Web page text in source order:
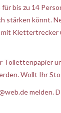
bis zu 14
stärken könnt.
mit Klettertrecker
Wollt Ihr
melden.